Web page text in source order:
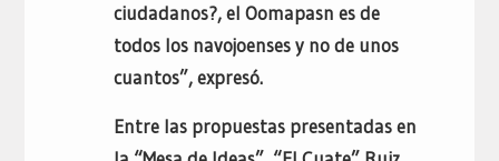
ciudadanos?, el Oomapasn es de
todos los navojoenses y no de unos
cuantos”, expresó.
Entre las propuestas presentadas en